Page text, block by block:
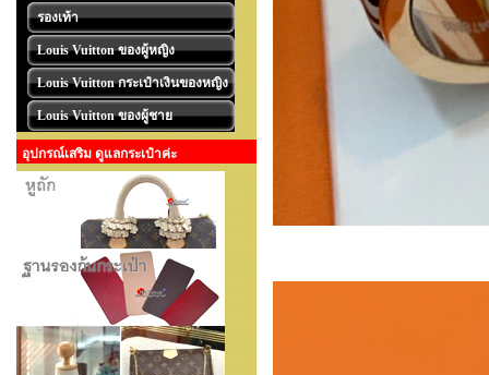
รองเท้า
Louis Vuitton ของผู้หญิง
Louis Vuitton กระเป๋าเงินของหญิง
Louis Vuitton ของผู้ชาย
อุปกรณ์เสริม ดูแลกระเป๋าค่ะ